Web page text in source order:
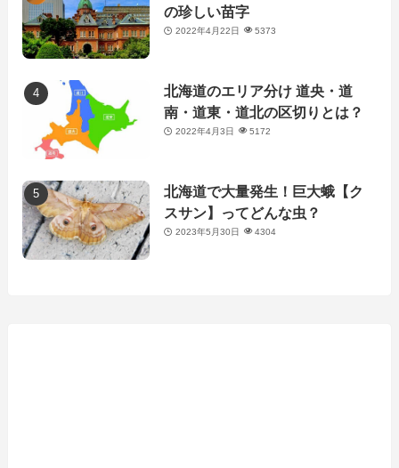
の珍しい苗字
2022年4月22日 5373
北海道のエリア分け 道央・道
南・道東・道北の区切りとは？
2022年4月3日 5172
北海道で大量発生！巨大蛾【ク
スサン】ってどんな虫？
2023年5月30日 4304